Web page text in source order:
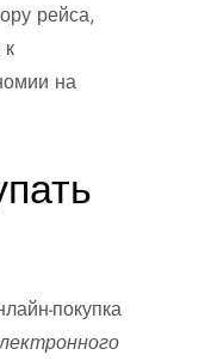
рейса,
на
покупка